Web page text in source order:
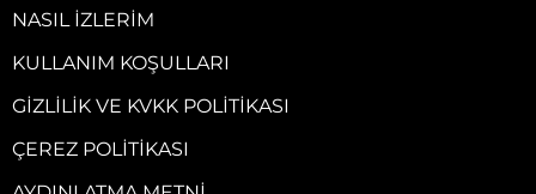
NASIL İZLERIM
KULLANIM KOŞULLARI
GIZLILIK VE KVKK POLITIKASI
ÇEREZ POLITIKASI